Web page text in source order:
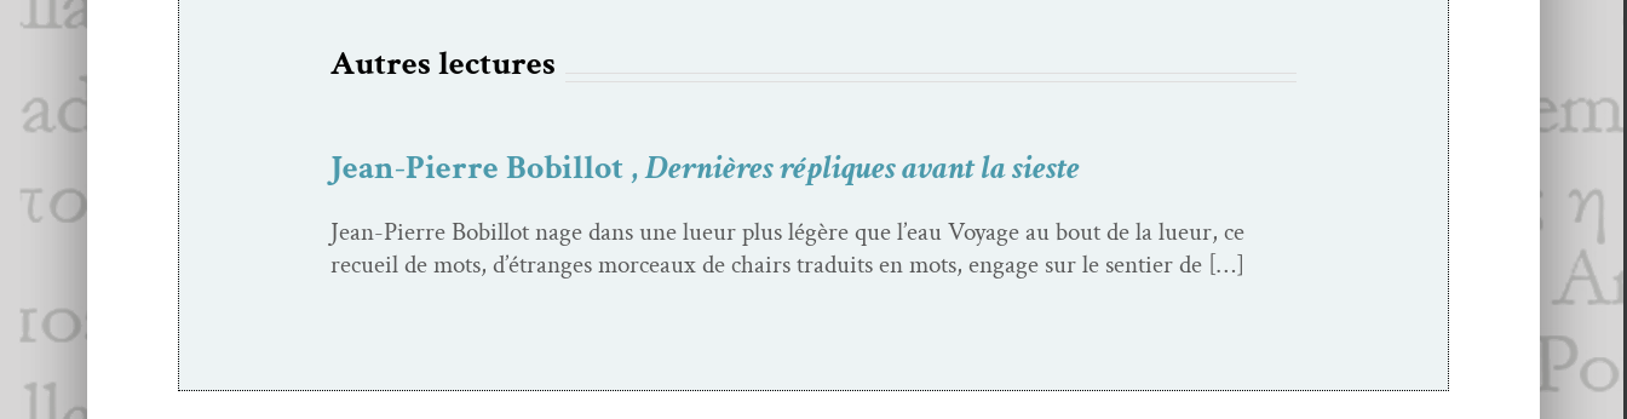
Autres lec­tures
Jean-Pierre Bobillot ,Dernières répliques avant la sieste
Jean-Pierre Bobil­lot nage dans une lueur plus légère que l’eau Voy­age au bout de la lueur, ce
recueil de mots, d’étranges morceaux de chairs traduits en mots, engage sur le sen­tier de […]